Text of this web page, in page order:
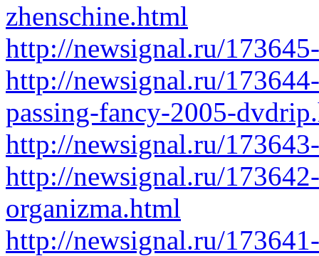
zhenschine.html
http://newsignal.ru/
http://newsignal.ru/
passing-fancy-2005-
http://newsignal.ru/
http://newsignal.ru/
organizma.html
http://newsignal.ru/